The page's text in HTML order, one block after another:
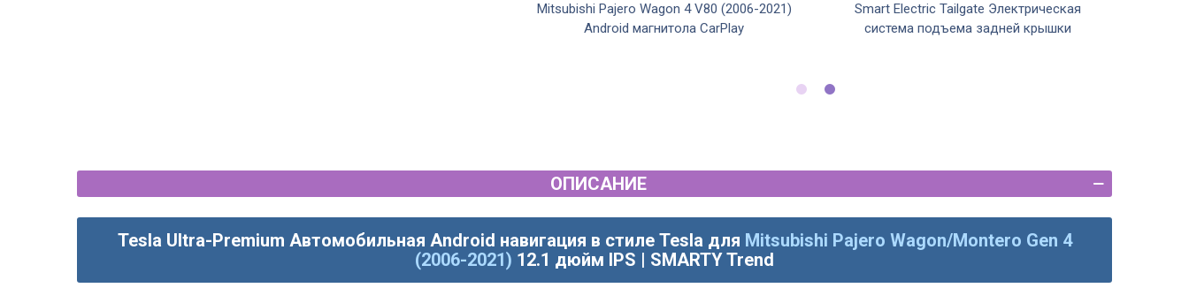
Mitsubishi Pajero Wagon 4 V80 (2006-2021)
Android магнитола CarPlay
Smart Electric Tailgate Электрическая
система подъема задней крышки
ОПИСАНИЕ
Tesla Ultra-Premium Автомобильная Android навигация в стиле Tesla для Mitsubishi Pajero Wagon/Montero Gen 4
(2006-2021) 12.1 дюйм IPS | SMARTY Trend